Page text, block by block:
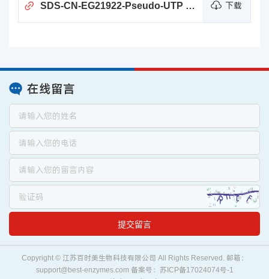
下载
SDS-CN-EG21922-Pseudo-UTP (100 mM)
在线留言
提交留言
Copyright © 江苏百时美生物科技有限公司 All Rights Reserved. 邮箱：
support@best-enzymes.com 备案号：苏ICP备17024074号-1